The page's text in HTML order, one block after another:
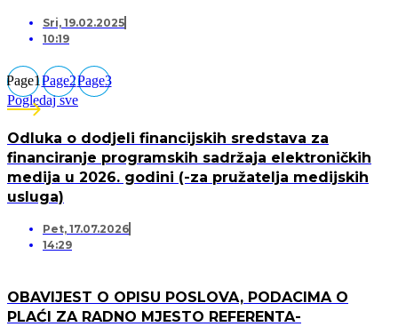
Sri, 19.02.2025
10:19
Page1Page2Page3
Pogledaj sve
Odluka o dodjeli financijskih sredstava za
financiranje programskih sadržaja elektroničkih
medija u 2026. godini (-za pružatelja medijskih
usluga)
Pet, 17.07.2026
14:29
OBAVIJEST O OPISU POSLOVA, PODACIMA O
PLAĆI ZA RADNO MJESTO REFERENTA-